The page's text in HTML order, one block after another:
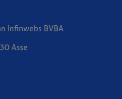
Infinwebs BVBA
Asse